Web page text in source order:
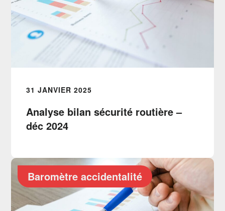
31 JANVIER 2025
Analyse bilan sécurité routière –
déc 2024
Baromètre accidentalité